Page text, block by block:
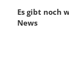
Es gibt noch
News